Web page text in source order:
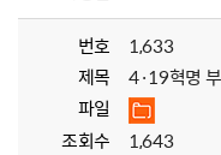
번호
1,633
제목
4·19혁명
파일
조회수
1,643